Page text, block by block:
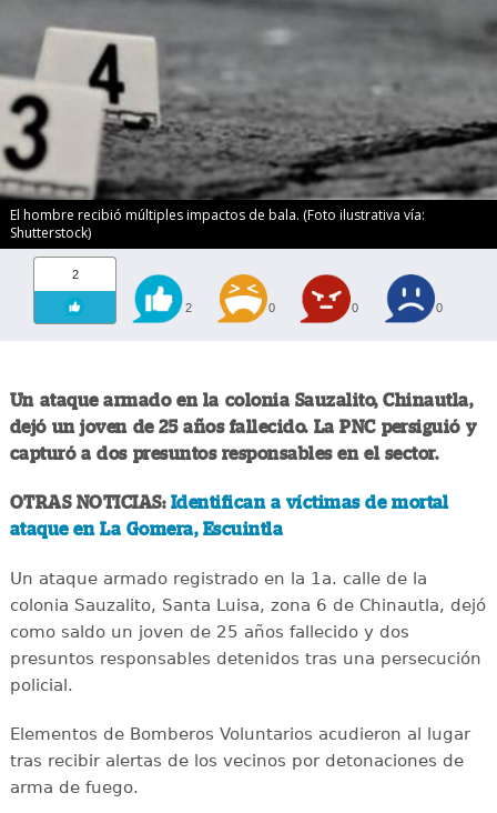
El hombre recibió múltiples impactos de bala. (Foto ilustrativa vía:
Shutterstock)
2
2 0 0 0
Un ataque armado en la colonia Sauzalito, Chinautla,
dejó un joven de 25 años fallecido. La PNC persiguió y
capturó a dos presuntos responsables en el sector.
OTRAS NOTICIAS:Identifican a víctimas de mortal
ataque en La Gomera, Escuintla
Un ataque armado registrado en la 1a. calle de la
colonia Sauzalito, Santa Luisa, zona 6 de Chinautla, dejó
como saldo un joven de 25 años fallecido y dos
presuntos responsables detenidos tras una persecución
policial.
Elementos de Bomberos Voluntarios acudieron al lugar
tras recibir alertas de los vecinos por detonaciones de
arma de fuego.